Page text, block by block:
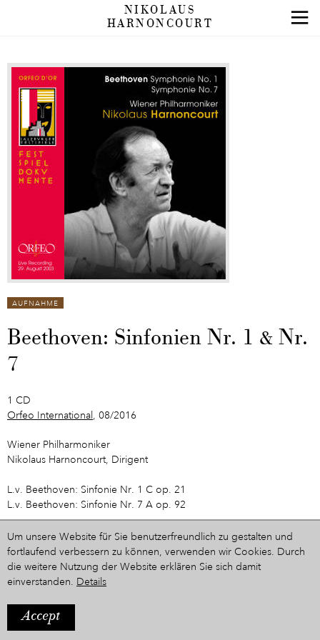
NIKOLAUS
HARNONCOURT
AUFNAHME
Beethoven: Sinfonien Nr. 1 & Nr.
7
1 CD
Orfeo International , 08/2016
Wiener Philharmoniker
Nikolaus Harnoncourt, Dirigent
L.v. Beethoven: Sinfonie Nr. 1 C op. 21
L.v. Beethoven: Sinfonie Nr. 7 A op. 92
live Aufnahme vom 29. August 2003 bei den Salzburger
Festspielen
Zur Zeitleiste
Um unsere Website für Sie benutzerfreundlich zu gestalten und
fortlaufend verbessern zu können, verwenden wir Cookies. Durch
die weitere Nutzung der Website erklären Sie sich damit
einverstanden. Details
Accept